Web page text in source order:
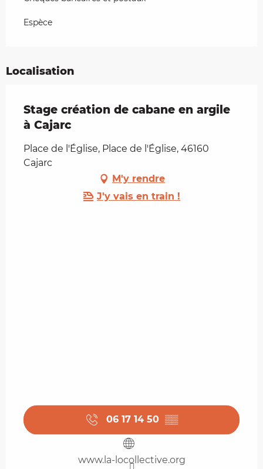
Espèce
Localisation
Stage création de cabane en argile
à Cajarc
Place de l'Église, Place de l'Église, 46160
Cajarc
M'y rendre
J'y vais en train !
06 17 14 50 ▒▒
www.la-locollective.org